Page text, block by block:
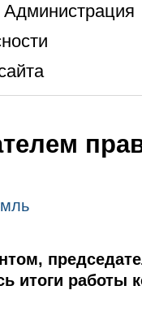
Администрация
итоги работы